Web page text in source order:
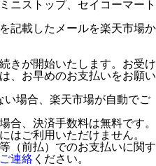
ニストップ、セイコーマート
記載したメールを楽天市場か
きが開始いたします。お受け
、お早めのお支払いをお願い
場合、楽天市場が自動でご
合、決済手数料は無料です。
はご利用いただけません。
（前払）でのお支払いに関す
連絡 ください。